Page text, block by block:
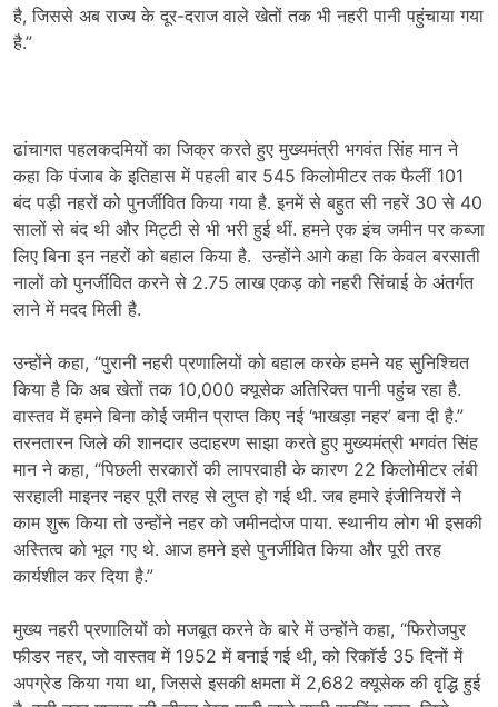
है, जिससे अब राज्य के दूर-दराज वाले खेतों तक भी नहरी पानी पहुंचाया गया
है.”
ढांचागत पहलकदमियों का जिक्र करते हुए मुख्यमंत्री भगवंत सिंह मान ने
कहा कि पंजाब के इतिहास में पहली बार 545 किलोमीटर तक फैलीं 101
बंद पड़ी नहरों को पुनर्जीवित किया गया है. इनमें से बहुत सी नहरें 30 से 40
सालों से बंद थी और मिट्टी से भी भरी हुई थीं. हमने एक इंच जमीन पर कब्जा
लिए बिना इन नहरों को बहाल किया है. उन्होंने आगे कहा कि केवल बरसाती
नालों को पुनर्जीवित करने से 2.75 लाख एकड़ को नहरी सिंचाई के अंतर्गत
लाने में मदद मिली है.
उन्होंने कहा, “पुरानी नहरी प्रणालियों को बहाल करके हमने यह सुनिश्चित
किया है कि अब खेतों तक 10,000 क्यूसेक अतिरिक्त पानी पहुंच रहा है.
वास्तव में हमने बिना कोई जमीन प्राप्त किए नई ‘भाखड़ा नहर’ बना दी है.”
तरनतारन जिले की शानदार उदाहरण साझा करते हुए मुख्यमंत्री भगवंत सिंह
मान ने कहा, “पिछली सरकारों की लापरवाही के कारण 22 किलोमीटर लंबी
सरहाली माइनर नहर पूरी तरह से लुप्त हो गई थी. जब हमारे इंजीनियरों ने
काम शुरू किया तो उन्होंने नहर को जमीनदोज पाया. स्थानीय लोग भी इसकी
अस्तित्व को भूल गए थे. आज हमने इसे पुनर्जीवित किया और पूरी तरह
कार्यशील कर दिया है.”
मुख्य नहरी प्रणालियों को मजबूत करने के बारे में उन्होंने कहा, “फिरोजपुर
फीडर नहर, जो वास्तव में 1952 में बनाई गई थी, को रिकॉर्ड 35 दिनों में
अपग्रेड किया गया था, जिससे इसकी क्षमता में 2,682 क्यूसेक की वृद्धि हुई